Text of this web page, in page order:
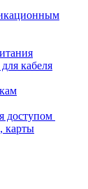
кабеля
доступом
карты